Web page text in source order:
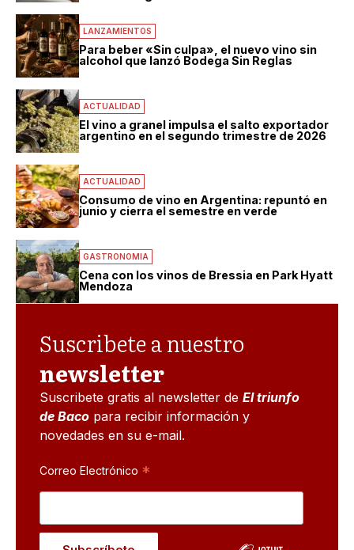
LANZAMIENTOS
Para beber «Sin culpa», el nuevo vino sin
alcohol que lanzó Bodega Sin Reglas
ACTUALIDAD
El vino a granel impulsa el salto exportador
argentino en el segundo trimestre de 2026
ACTUALIDAD
Consumo de vino en Argentina: repuntó en
junio y cierra el semestre en verde
GASTRONOMIA
Cena con los vinos de Bressia en Park Hyatt
Mendoza
Suscribete a nuestro
newsletter
Suscribete gratis al newsletter de El triunfo
de Baco para recibir información y
novedades en su e-mail.
Correo Electrónico *